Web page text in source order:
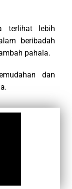
terlihat lebih
beribadah
pahala.
dan